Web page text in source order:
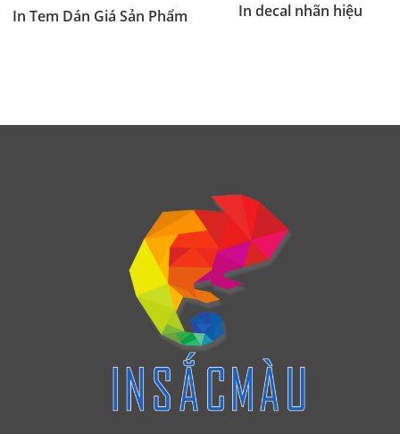
In Tem Dán Giá Sản Phẩm In decal nhãn hiệu